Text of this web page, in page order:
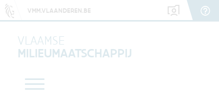
VMM.VLAANDEREN.BE
VLAAMSE
MILIEUMAATSCHAPPIJ